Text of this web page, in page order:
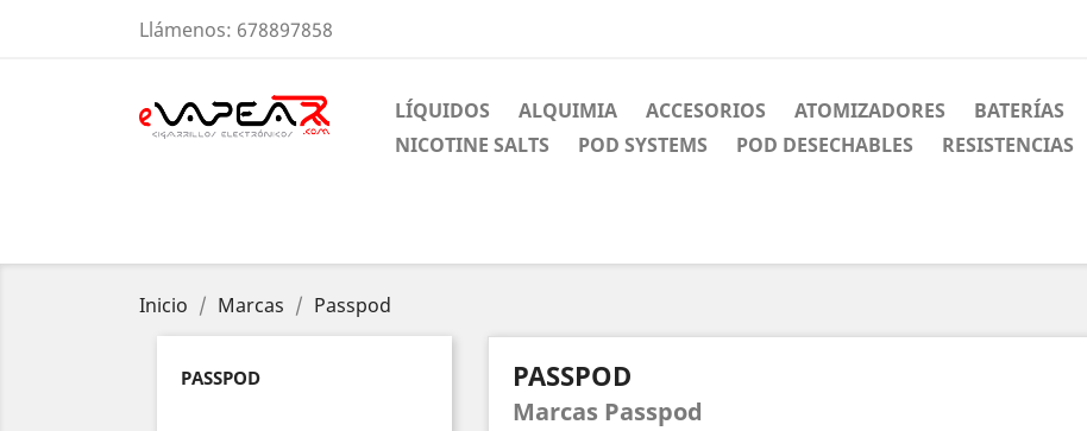
Llámenos: 678897858
LÍQUIDOS ALQUIMIA ACCESORIOS ATOMIZADORES BATERÍAS
NICOTINE SALTS
POD SYSTEMS POD DESECHABLES RESISTENCIAS
Inicio Marcas Passpod
PASSPOD PASSPOD
Marcas Passpod